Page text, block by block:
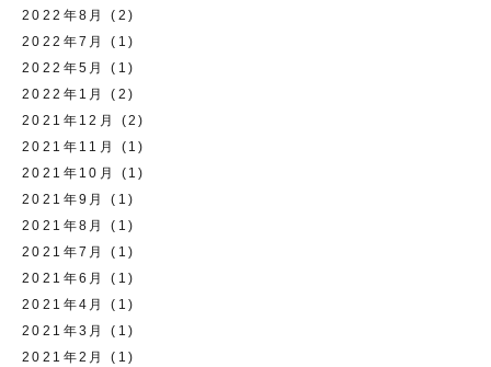
2022年8月
(2)
2022年7月
(1)
2022年5月
(1)
2022年1月
(2)
2021年12月
(2)
2021年11月
(1)
2021年10月
(1)
2021年9月
(1)
2021年8月
(1)
2021年7月
(1)
2021年6月
(1)
2021年4月
(1)
2021年3月
(1)
2021年2月
(1)